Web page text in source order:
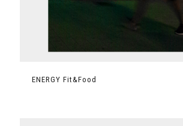
ENERGY Fit&Food